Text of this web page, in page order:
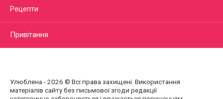
Рецепти
Привітання
Улюблена - 2026 © Всі права захищені. Використання
матеріалів сайту без письмової згоди редакції